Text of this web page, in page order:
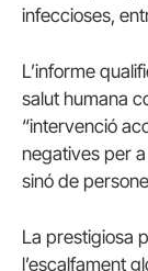
infeccioses,
L’informe
salut humana
“intervenció
negatives per
sinó de
La prestigiosa
l’escalfament